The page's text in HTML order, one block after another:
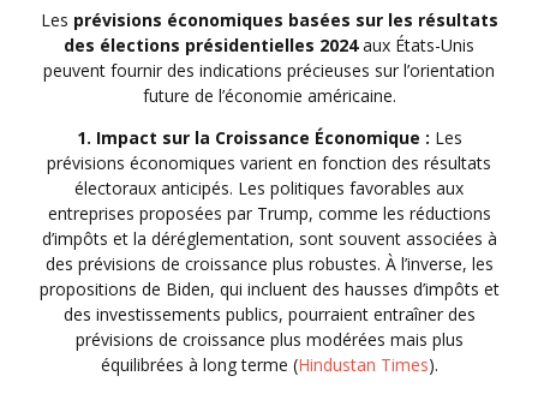
Les prévisions économiques basées sur les résultats
des élections présidentielles 2024aux États-Unis
peuvent fournir des indications précieuses sur l’orientation
future de l’économie américaine.
1. Impact sur la Croissance Économique : Les
prévisions économiques varient en fonction des résultats
électoraux anticipés. Les politiques favorables aux
entreprises proposées par Trump, comme les réductions
d’impôts et la déréglementation, sont souvent associées à
des prévisions de croissance plus robustes. À l’inverse, les
propositions de Biden, qui incluent des hausses d’impôts et
des investissements publics, pourraient entraîner des
prévisions de croissance plus modérées mais plus
équilibrées à long terme (Hindustan Times).